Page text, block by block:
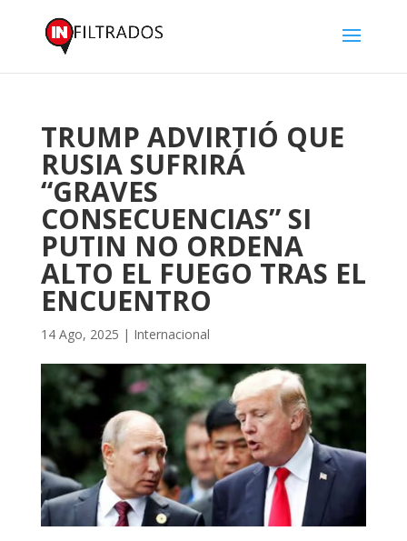
TRUMP ADVIRTIÓ QUE
RUSIA SUFRIRÁ
“GRAVES
CONSECUENCIAS” SI
PUTIN NO ORDENA
ALTO EL FUEGO TRAS EL
ENCUENTRO
14 Ago, 2025 | Internacional